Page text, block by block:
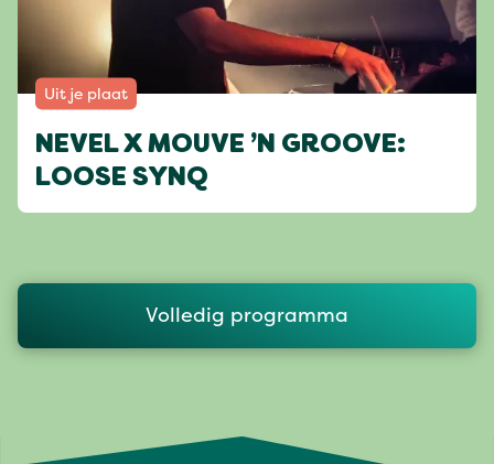
Uit je plaat
NEVEL X MOUVE ’N GROOVE:
LOOSE SYNQ
Volledig programma